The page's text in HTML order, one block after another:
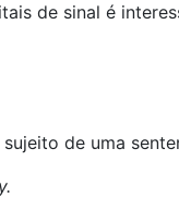
de sinal é
de uma